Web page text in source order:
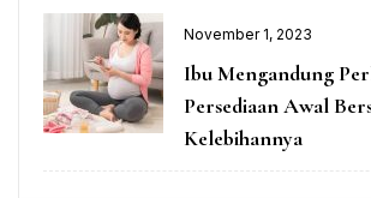
November 1, 2023
Ibu Mengandung
Persediaan Awal
Kelebihannya